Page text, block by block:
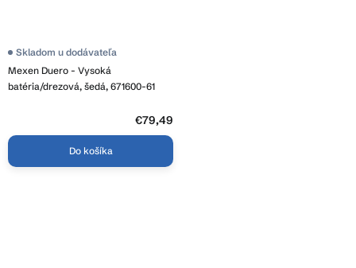
Mexen Duero - Vysoká
batéria/drezová, šedá, 671600-61
Skladom u dodávateľa
€79,49
Do košíka